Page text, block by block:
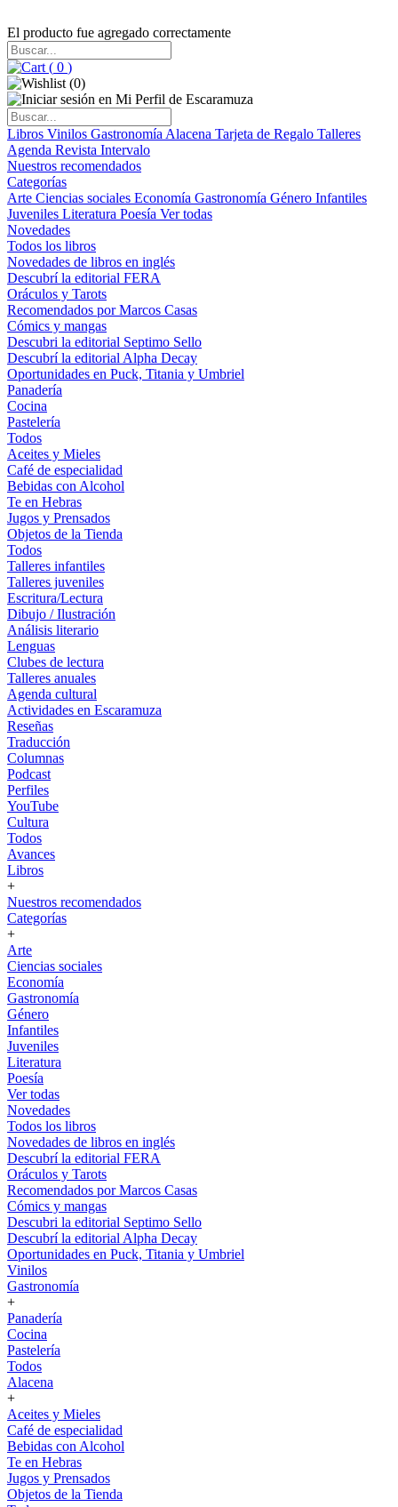
El producto fue agregado correctamente
( 0 )
(0)
Libros Vinilos Gastronomía Alacena Tarjeta de Regalo Talleres
Agenda Revista Intervalo
Nuestros recomendados
Categorías
Arte Ciencias sociales Economía Gastronomía Género Infantiles
Juveniles Literatura Poesía Ver todas
Novedades
Todos los libros
Novedades de libros en inglés
Descubrí la editorial FERA
Oráculos y Tarots
Recomendados por Marcos Casas
Cómics y mangas
Descubri la editorial Septimo Sello
Descubrí la editorial Alpha Decay
Oportunidades en Puck, Titania y Umbriel
Panadería
Cocina
Pastelería
Todos
Aceites y Mieles
Café de especialidad
Bebidas con Alcohol
Te en Hebras
Jugos y Prensados
Objetos de la Tienda
Todos
Talleres infantiles
Talleres juveniles
Escritura/Lectura
Dibujo / Ilustración
Análisis literario
Lenguas
Clubes de lectura
Talleres anuales
Agenda cultural
Actividades en Escaramuza
Reseñas
Traducción
Columnas
Podcast
Perfiles
YouTube
Cultura
Todos
Avances
Libros
+
Nuestros recomendados
Categorías
+
Arte
Ciencias sociales
Economía
Gastronomía
Género
Infantiles
Juveniles
Literatura
Poesía
Ver todas
Novedades
Todos los libros
Novedades de libros en inglés
Descubrí la editorial FERA
Oráculos y Tarots
Recomendados por Marcos Casas
Cómics y mangas
Descubri la editorial Septimo Sello
Descubrí la editorial Alpha Decay
Oportunidades en Puck, Titania y Umbriel
Vinilos
Gastronomía
+
Panadería
Cocina
Pastelería
Todos
Alacena
+
Aceites y Mieles
Café de especialidad
Bebidas con Alcohol
Te en Hebras
Jugos y Prensados
Objetos de la Tienda